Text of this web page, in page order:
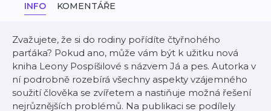
INFO KOMENTÁŘE
Zvažujete, že si do rodiny pořídíte čtyřnohého
parťáka? Pokud ano, může vám být k užitku nová
kniha Leony Pospíšilové s názvem Já a pes. Autorka v
ní podrobně rozebírá všechny aspekty vzájemného
soužití člověka se zvířetem a nastiňuje možná řešení
nejrůznějších problémů. Na publikaci se podílely